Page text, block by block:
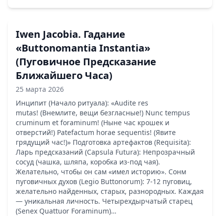
Iwen Jacobia. Гадание
«Buttonomantia Instantia»
(Пуговичное Предсказание
Ближайшего Часа)
25 марта 2026
Инципит (Начало ритуала): «Audite res
mutas! (Внемлите, вещи безгласные!) Nunc tempus
cruminum et foraminum! (Ныне час крошек и
отверстий!) Patefactum horae sequentis! (Явите
грядущий час!)» Подготовка артефактов (Requisita):
Ларь предсказаний (Capsula Futura): Непрозрачный
сосуд (чашка, шляпа, коробка из-под чая).
Желательно, чтобы он сам «имел историю». Сонм
пуговичных духов (Legio Buttonorum): 7-12 пуговиц,
желательно найденных, старых, разнородных. Каждая
— уникальная личность. Четырехдырчатый старец
(Senex Quattuor Foraminum)…